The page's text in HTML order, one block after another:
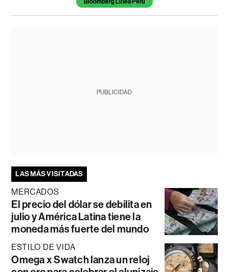
Bloomberg Línea Perú
PUBLICIDAD
LAS MÁS VISITADAS
MERCADOS
El precio del dólar se debilita en
julio y América Latina tiene la
moneda más fuerte del mundo
ESTILO DE VIDA
Omega x Swatch lanza un reloj